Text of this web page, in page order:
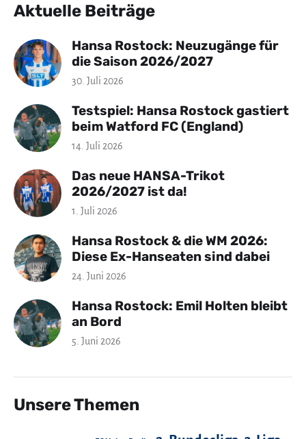
Aktuelle Beiträge
Hansa Rostock: Neuzugänge für
die Saison 2026/2027
30. Juli 2026
Testspiel: Hansa Rostock gastiert
beim Watford FC (England)
14. Juli 2026
Das neue HANSA-Trikot
2026/2027 ist da!
1. Juli 2026
Hansa Rostock & die WM 2026:
Diese Ex-Hanseaten sind dabei
24. Juni 2026
Hansa Rostock: Emil Holten bleibt
an Bord
5. Juni 2026
Unsere Themen